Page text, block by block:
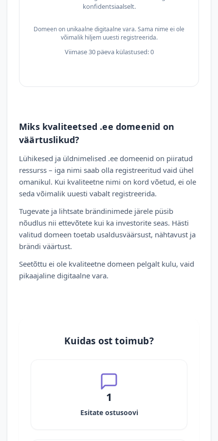
konfidentsiaalselt.
Domeen on unikaalne digitaalne vara. Sama nime ei ole
võimalik hiljem uuesti registreerida.
Viimase 30 päeva külastused: 0
Miks kvaliteetsed .ee domeenid on
väärtuslikud?
Lühikesed ja üldnimelised .ee domeenid on piiratud
ressurss – iga nimi saab olla registreeritud vaid ühel
omanikul. Kui kvaliteetne nimi on kord võetud, ei ole
seda võimalik uuesti vabalt registreerida.
Tugevate ja lihtsate brändinimede järele püsib
nõudlus nii ettevõtete kui ka investorite seas. Hästi
valitud domeen toetab usaldusväärsust, nähtavust ja
brändi väärtust.
Seetõttu ei ole kvaliteetne domeen pelgalt kulu, vaid
pikaajaline digitaalne vara.
Kuidas ost toimub?
1
Esitate ostusoovi